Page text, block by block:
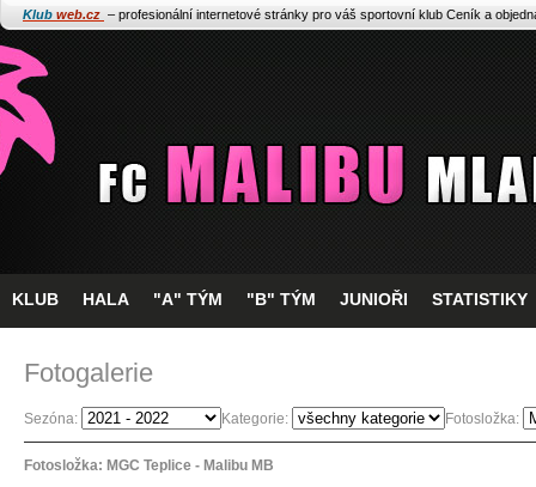
Klub web.cz – profesionální internetové stránky pro váš sportovní klub Ceník a
KLUB HALA "A" TÝM "B" TÝM JUNIOŘI STATISTIKY
Fotogalerie
Sezóna: Kategorie: Fotosložka:
Fotosložka: MGC Teplice - Malibu MB